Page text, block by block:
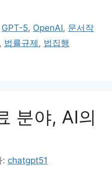
GPT-5, OpenAI, 문서작
, 법률규제 , 법집행
분야, AI의
: chatgpt51